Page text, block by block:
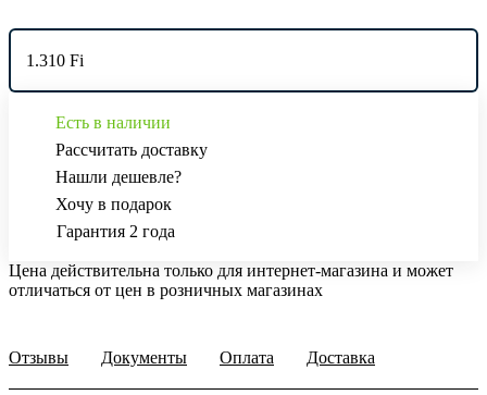
1.310 Fi
Есть в наличии
Рассчитать доставку
Нашли дешевле?
Хочу в подарок
Гарантия 2 года
Цена действительна только для интернет-магазина и может
отличаться от цен в розничных магазинах
Отзывы Документы Оплата Доставка